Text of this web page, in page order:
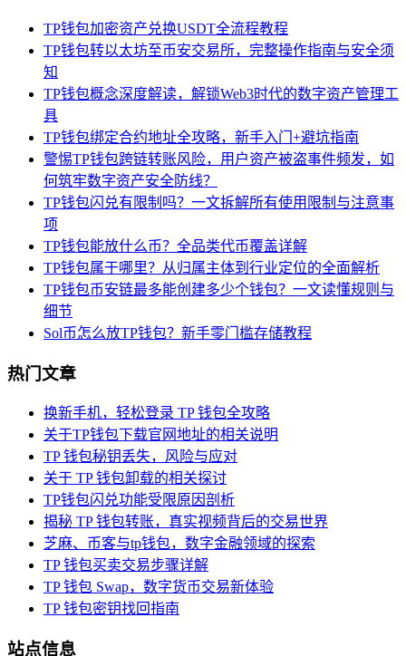
TP钱包加密资产兑换USDT全流程教程
TP钱包转以太坊至币安交易所，完整操作指南与安全须
知
TP钱包概念深度解读，解锁Web3时代的数字资产管理工
具
TP钱包绑定合约地址全攻略，新手入门+避坑指南
警惕TP钱包跨链转账风险，用户资产被盗事件频发，如
何筑牢数字资产安全防线？
TP钱包闪兑有限制吗？一文拆解所有使用限制与注意事
项
TP钱包能放什么币？全品类代币覆盖详解
TP钱包属于哪里？从归属主体到行业定位的全面解析
TP钱包币安链最多能创建多少个钱包？一文读懂规则与
细节
Sol币怎么放TP钱包？新手零门槛存储教程
热门文章
换新手机，轻松登录 TP 钱包全攻略
关于TP钱包下载官网地址的相关说明
TP 钱包秘钥丢失，风险与应对
关于 TP 钱包卸载的相关探讨
TP钱包闪兑功能受限原因剖析
揭秘 TP 钱包转账，真实视频背后的交易世界
芝麻、币客与tp钱包，数字金融领域的探索
TP 钱包买卖交易步骤详解
TP 钱包 Swap，数字货币交易新体验
TP 钱包密钥找回指南
站点信息